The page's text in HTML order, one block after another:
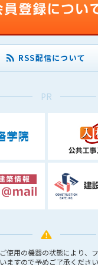
RSS配信について
PR
使用の機器の状態により、
ますので予めご了承ください
ていない営利を目的とした
行為
つく行為
する行為
知り得た情報及びダウンロ
として第三者に転売し、
削除）
録した内容が以下に該当
会員の承諾なく削除でき
情報が、第6条の定める禁
および保守管理上、必要
払が遅延した場合
不適当と判断した場合
更・中止等）
諾なく、本サービス内容
ービスの運営を中止また